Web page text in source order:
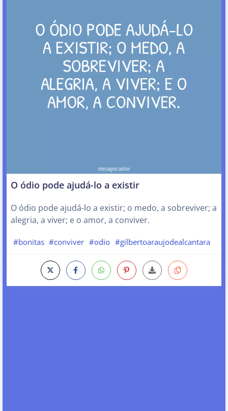
O ódio pode ajudá-lo a existir
O ódio pode ajudá-lo a existir; o medo, a sobreviver; a
alegria, a viver; e o amor, a conviver.
#bonitas #conviver #odio #gilbertoaraujodealcantara